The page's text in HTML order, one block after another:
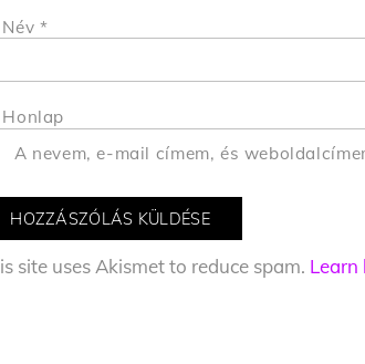
Név *
Honlap
A nevem, e-mail címem, és
site uses Akismet to reduce spam. Learn